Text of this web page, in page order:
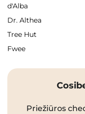
d'Alba
Dr. Althea
Tree Hut
Fwee
Priežiūros